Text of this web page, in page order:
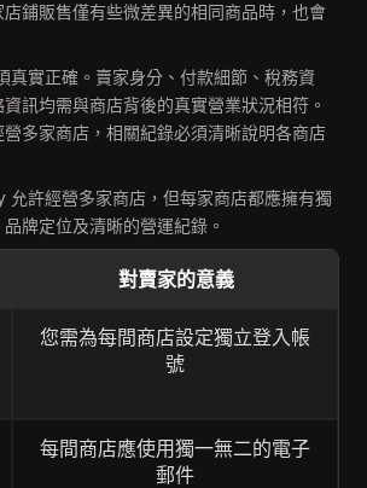
鋪販售僅有些微差異的相同商品時，也會
真實正確。賣家身分、付款細節、稅務資
訊均需與商店背後的真實營業狀況相符。
多家商店，相關紀錄必須清晰說明各商店
允許經營多家商店，但每家商店都應擁有獨
牌定位及清晰的營運紀錄。
對賣家的意義
您需為每間商店設定獨立登入帳
號
每間商店應使用獨一無二的電子
郵件